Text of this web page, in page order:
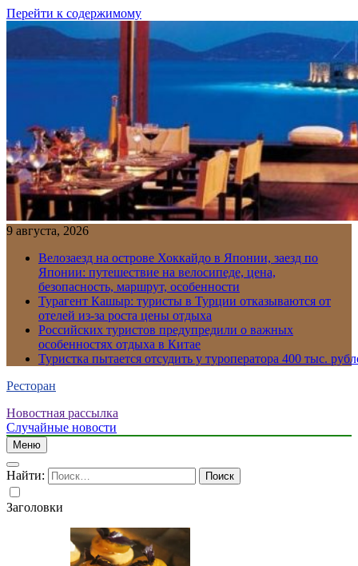
Перейти к содержимому
9 августа, 2026
Велозаезд на острове Хоккайдо в Японии, заезд по
Японии: путешествие на велосипеде, цена,
безопасность, маршрут, особенности
Турагент Кашыр: туристы в Турции отказываются от
отелей из-за роста цены отдыха
Российских туристов предупредили о важных
особенностях отдыха в Китае
Туристка пытается отсудить у туроператора 400 тыс.
Ресторан
Новостная рассылка
Случайные новости
Меню
Найти:
Заголовки